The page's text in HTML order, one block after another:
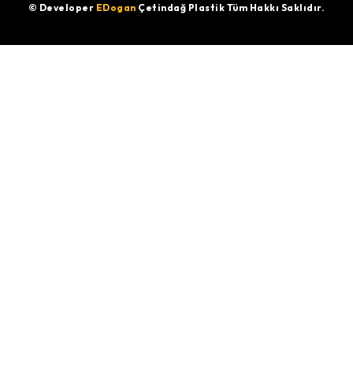
© Developer EDogan Çetindağ Plastik Tüm Hakkı Saklıdır.